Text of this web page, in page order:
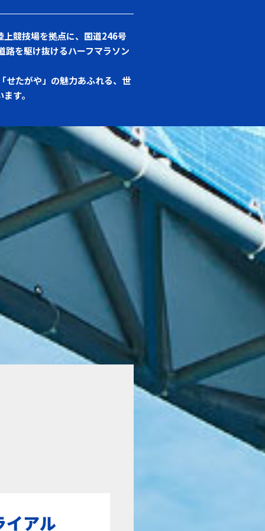
競技場を拠点に、国道246号
路を駆け抜けるハーフマラソン
せたがや」の魅力あふれる、世
す。